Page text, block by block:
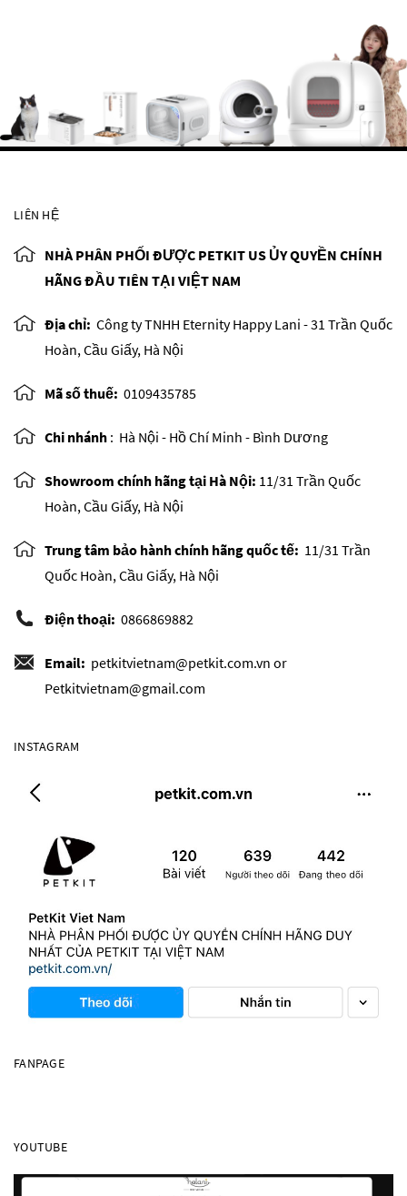
LIÊN HỆ
NHÀ PHÂN PHỐI ĐƯỢC PETKIT US ỦY QUYỀN CHÍNH
HÃNG ĐẦU TIÊN TẠI VIỆT NAM
Địa chỉ: Công ty TNHH Eternity Happy Lani - 31 Trần Quốc
Hoàn, Cầu Giấy, Hà Nội
Mã số thuế: 0109435785
Chi nhánh : Hà Nội - Hồ Chí Minh - Bình Dương
Showroom chính hãng tại Hà Nội: 11/31 Trần Quốc
Hoàn, Cầu Giấy, Hà Nội
Trung tâm bảo hành chính hãng quốc tế: 11/31 Trần
Quốc Hoàn, Cầu Giấy, Hà Nội
Điện thoại: 0866869882
Email: petkitvietnam@petkit.com.vn or
Petkitvietnam@gmail.com
INSTAGRAM
FANPAGE
YOUTUBE